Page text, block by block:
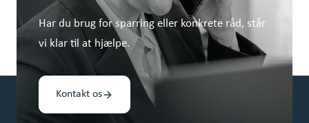
Har du brug for sparring eller konkrete råd, står
vi klar til at hjælpe.
Kontakt os